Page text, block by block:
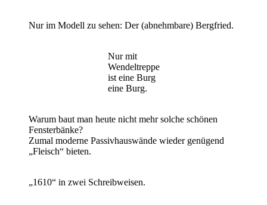
Nur im Modell zu sehen: Der (abnehmbare) Bergfried.
Nur mit
Wendeltreppe
ist eine Burg
eine Burg.
Warum baut man heute nicht mehr solche schönen
Fensterbänke?
Zumal moderne Passivhauswände wieder genügend
„Fleisch“ bieten.
„1610“ in zwei Schreibweisen.